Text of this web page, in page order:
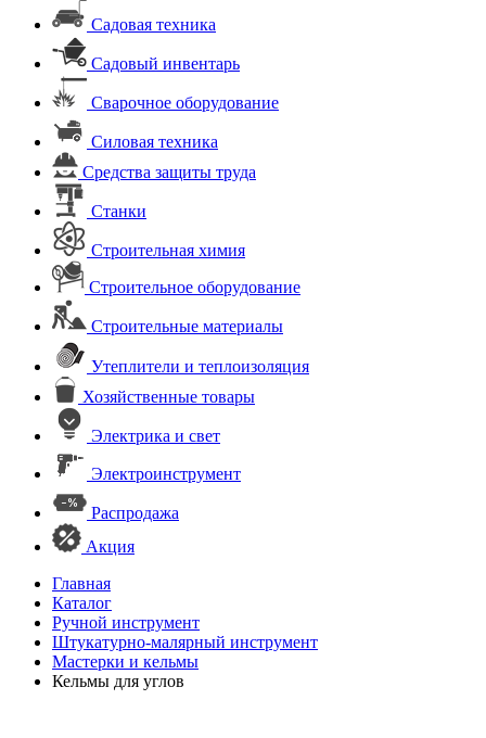
Садовая техника
Садовый инвентарь
Сварочное оборудование
Силовая техника
Средства защиты труда
Станки
Строительная химия
Строительное оборудование
Строительные материалы
Утеплители и теплоизоляция
Хозяйственные товары
Электрика и свет
Электроинструмент
Распродажа
Акция
Главная
Каталог
Ручной инструмент
Штукатурно-малярный инструмент
Мастерки и кельмы
Кельмы для углов